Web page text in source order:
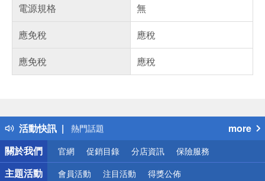
電源規格
無
應免稅
應稅
應免稅
應稅
活動快訊
得獎公告
熱門話題
銀行優惠
偏遠地區配送
詐騙網頁！請小心！
more
關於我們
官網 促銷目錄 分店資訊 保險服務
主題活動 會員活動 注目活動 得獎公佈